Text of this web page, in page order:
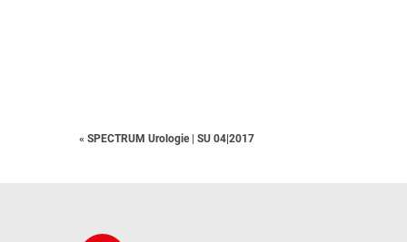
« SPECTRUM Urologie SU 04|2017